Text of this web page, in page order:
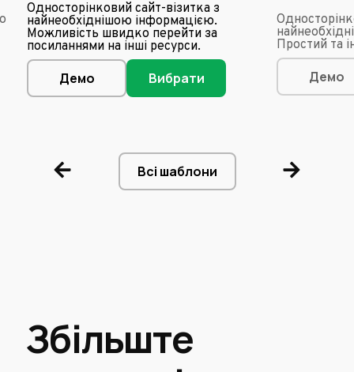
Односторінковий сайт-візитка з
найнеобхіднішою інформацією.
Можливість швидко перейти за
посиланнями на інші ресурси.
Демо Вибрати
Простий та
Демо
Всі шаблони
Збільште